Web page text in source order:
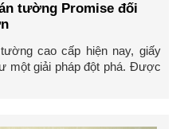
tường Promise đối
cao cấp hiện nay, giấy
một giải pháp đột phá. Được